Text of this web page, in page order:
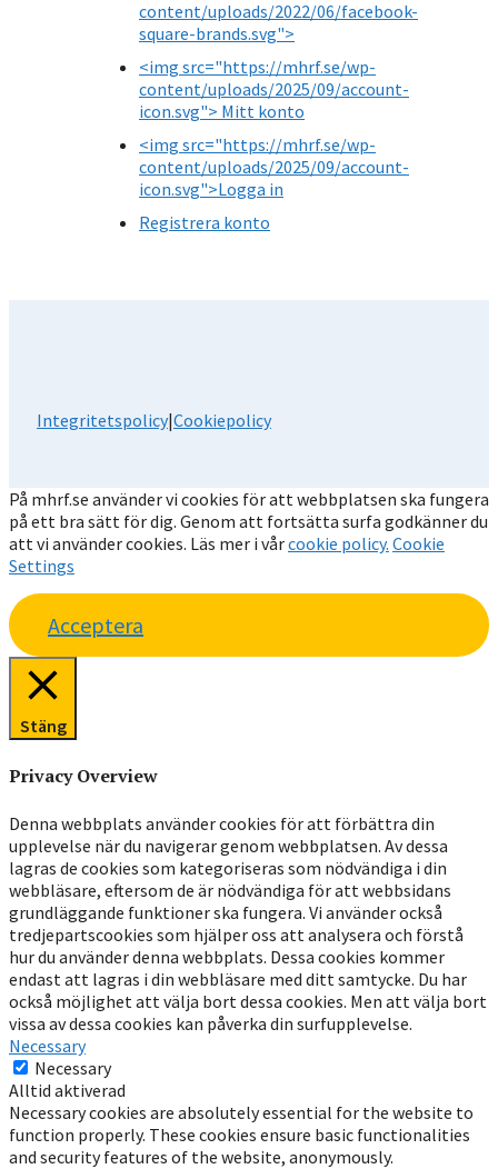
content/uploads/2022/06/facebook-
square-brands.svg">
<img src="https://mhrf.se/wp-
content/uploads/2025/09/account-
icon.svg"> Mitt konto
<img src="https://mhrf.se/wp-
content/uploads/2025/09/account-
icon.svg">Logga in
Registrera konto
Integritetspolicy|Cookiepolicy
På mhrf.se använder vi cookies för att webbplatsen ska fungera
på ett bra sätt för dig. Genom att fortsätta surfa godkänner du
att vi använder cookies. Läs mer i vårcookie policy. Cookie
Settings
Acceptera
Stäng
Privacy Overview
Denna webbplats använder cookies för att förbättra din
upplevelse när du navigerar genom webbplatsen. Av dessa
lagras de cookies som kategoriseras som nödvändiga i din
webbläsare, eftersom de är nödvändiga för att webbsidans
grundläggande funktioner ska fungera. Vi använder också
tredjepartscookies som hjälper oss att analysera och förstå
hur du använder denna webbplats. Dessa cookies kommer
endast att lagras i din webbläsare med ditt samtycke. Du har
också möjlighet att välja bort dessa cookies. Men att välja bort
vissa av dessa cookies kan påverka din surfupplevelse.
Necessary
Necessary
Alltid aktiverad
Necessary cookies are absolutely essential for the website to
function properly. These cookies ensure basic functionalities
and security features of the website, anonymously.